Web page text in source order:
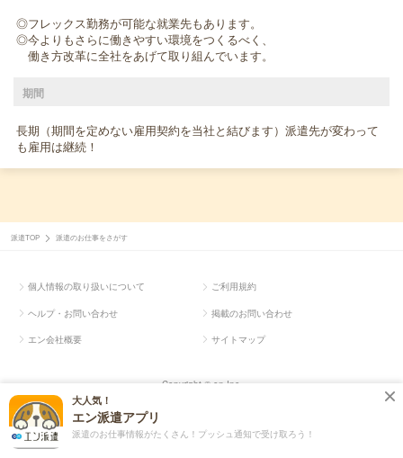
◎フレックス勤務が可能な就業先もあります。
◎今よりもさらに働きやすい環境をつくるべく、
働き方改革に全社をあげて取り組んでいます。
期間
長期（期間を定めない雇用契約を当社と結びます）派遣先が変わって
も雇用は継続！
大人気！
エン派遣アプリ
派遣のお仕事情報がたくさん！プッシュ通知で受け取ろう！
派遣TOP 派遣のお仕事をさがす
個人情報の取り扱いについて ご利用規約
ヘルプ・お問い合わせ 掲載のお問い合わせ
エン会社概要 サイトマップ
Copyright © en Inc.